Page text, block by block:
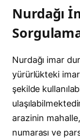
Nurdağı
Nurdağı imar
yürürlükteki imar
şekilde
arazinin
numarası ve